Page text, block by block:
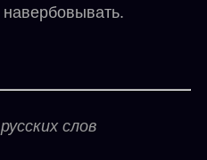
навербовывать.
слов